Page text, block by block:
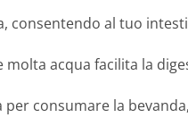
consentendo al tuo
molta acqua facilita la
per consumare la